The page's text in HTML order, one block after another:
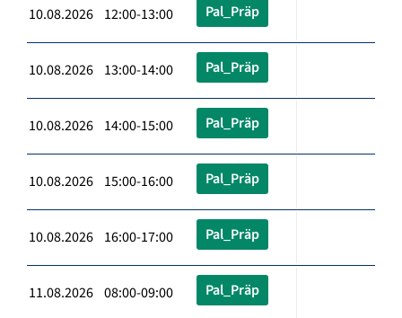
10.08.2026 12:00-13:00 Pal_Präp
10.08.2026 13:00-14:00 Pal_Präp
10.08.2026 14:00-15:00 Pal_Präp
10.08.2026 15:00-16:00 Pal_Präp
10.08.2026 16:00-17:00 Pal_Präp
11.08.2026 08:00-09:00 Pal_Präp